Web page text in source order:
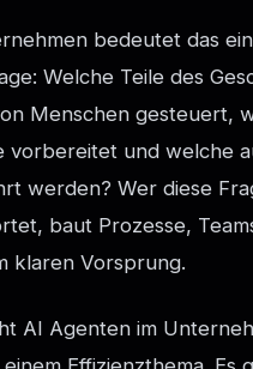
bedeutet das
Welche Teile des
Menschen gesteuert,
vorbereitet und welche
werden? Wer diese
baut Prozesse,
klaren Vorsprung.
AI Agenten im